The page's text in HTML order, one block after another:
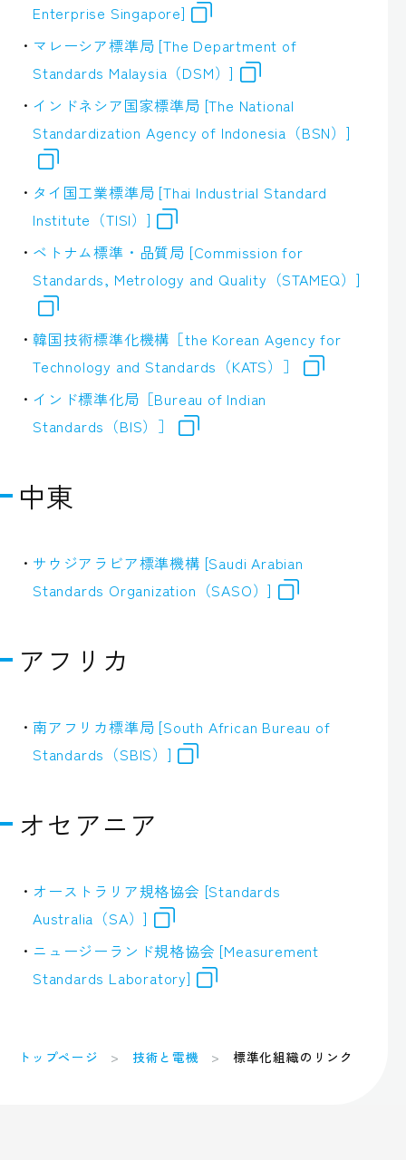
Enterprise Singapore]
マレーシア標準局 [The Department of
Standards Malaysia（DSM）]
インドネシア国家標準局 [The National
Standardization Agency of Indonesia（BSN）]
タイ国工業標準局 [Thai Industrial Standard
Institute（TISI）]
ベトナム標準・品質局 [Commission for
Standards, Metrology and Quality（STAMEQ）]
韓国技術標準化機構［the Korean Agency for
Technology and Standards（KATS）］
インド標準化局［Bureau of Indian
Standards（BIS）］
中東
サウジアラビア標準機構 [Saudi Arabian
Standards Organization（SASO）]
アフリカ
南アフリカ標準局 [South African Bureau of
Standards（SBIS）]
オセアニア
オーストラリア規格協会 [Standards
Australia（SA）]
ニュージーランド規格協会 [Measurement
Standards Laboratory]
トップページ 技術と電機 標準化組織のリンク